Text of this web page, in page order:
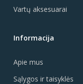
Vartų aksesuarai
Informacija
Apie mus
Sąlygos ir taisyklės